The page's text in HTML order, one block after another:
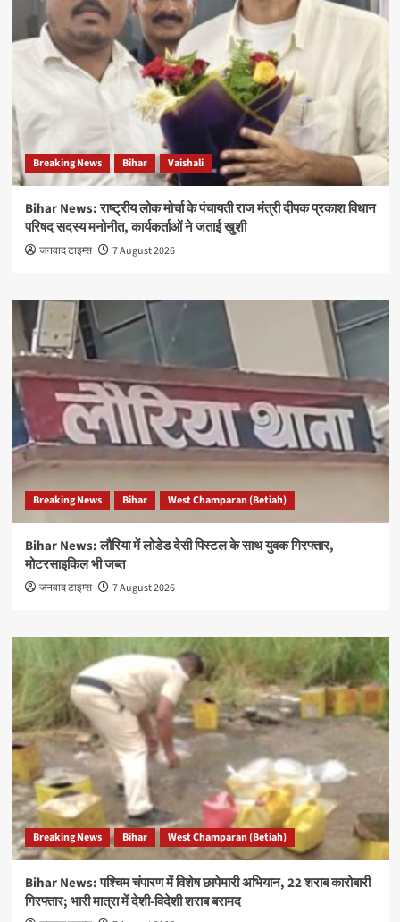
Breaking News Bihar Vaishali
Bihar News: राष्ट्रीय लोक मोर्चा के पंचायती राज मंत्री दीपक प्रकाश विधान
परिषद सदस्य मनोनीत, कार्यकर्ताओं ने जताई खुशी
जनवाद टाइम्स 7 August 2026
Breaking News Bihar West Champaran (Betiah)
Bihar News: लौरिया में लोडेड देसी पिस्टल के साथ युवक गिरफ्तार,
मोटरसाइकिल भी जब्त
जनवाद टाइम्स 7 August 2026
Breaking News Bihar West Champaran (Betiah)
Bihar News: पश्चिम चंपारण में विशेष छापेमारी अभियान, 22 शराब कारोबारी
गिरफ्तार; भारी मात्रा में देशी-विदेशी शराब बरामद